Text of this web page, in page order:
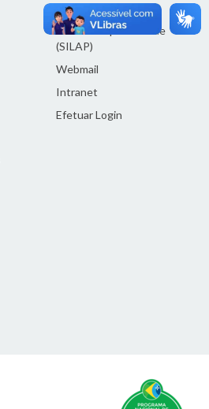
Termos de uso
Política de privacidade
(SILAP)
Webmail
Intranet
Efetuar Login